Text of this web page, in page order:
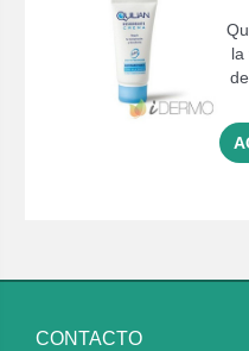
la
CONTACTO